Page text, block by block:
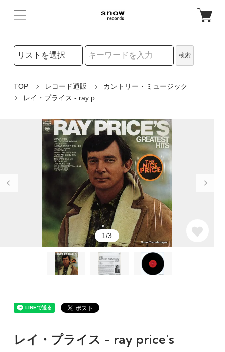
検索リストの選択
検索
TOP レコード通販
カントリー・ミュージック
レイ・プライス - ray p
1/3
レイ・プライス - ray price's